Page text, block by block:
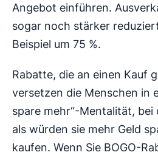
Angebot einführen.
sogar noch stärker
Beispiel um 75 %.
Rabatte, die an einen Kauf
versetzen die Menschen in
spare mehr“-Mentalität, bei
als würden sie mehr Geld
kaufen. Wenn Sie BOGO-